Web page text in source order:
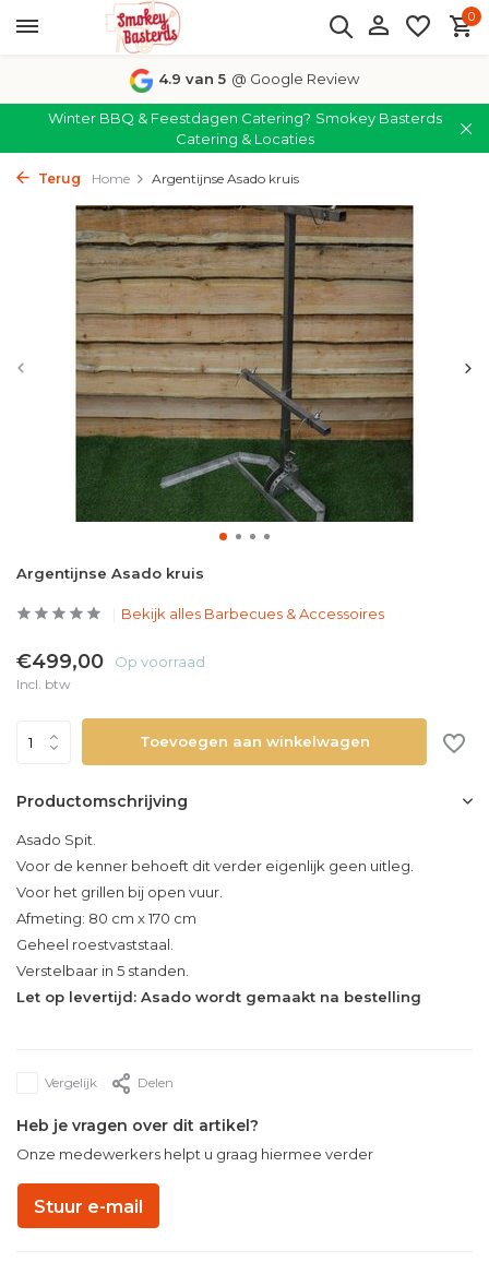
0
4.9 van 5 @ Google Review
Winter BBQ & Feestdagen Catering? Smokey Basterds
Catering & Locaties
Terug Home Argentijnse Asado kruis
Argentijnse Asado kruis
Bekijk alles Barbecues & Accessoires
€499,00 Op voorraad
Incl. btw
Toevoegen aan winkelwagen
Productomschrijving
Asado Spit.
Voor de kenner behoeft dit verder eigenlijk geen uitleg.
Voor het grillen bij open vuur.
Afmeting: 80 cm x 170 cm
Geheel roestvaststaal.
Verstelbaar in 5 standen.
Let op levertijd: Asado wordt gemaakt na bestelling
Vergelijk Delen
Heb je vragen over dit artikel?
Onze medewerkers helpt u graag hiermee verder
Stuur e-mail